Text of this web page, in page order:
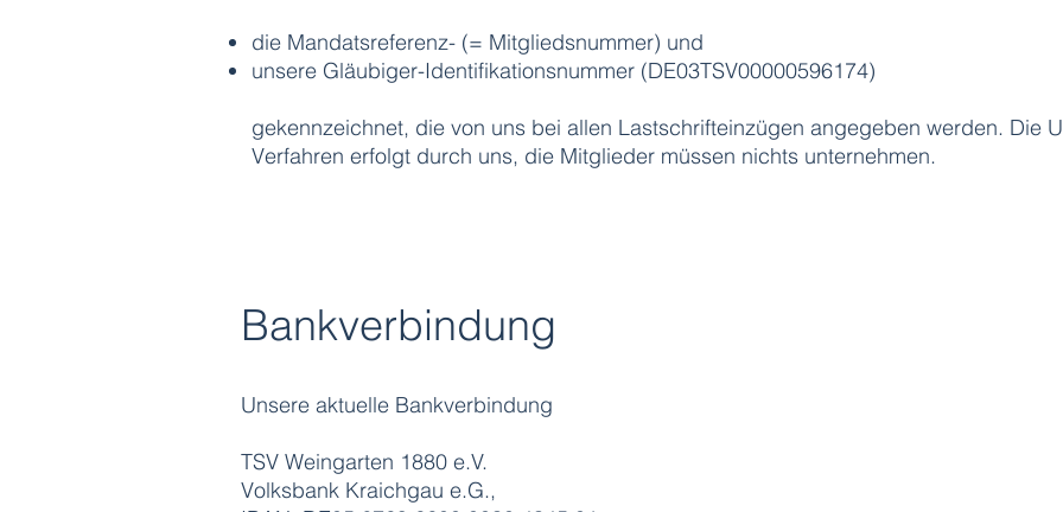
die Mandatsreferenz- (= Mitgliedsnummer) und
unsere Gläubiger-Identifikationsnummer (DE03TSV00000596174)
gekennzeichnet, die von uns bei allen Lastschrifteinzügen angegeben werden. Die
Verfahren erfolgt durch uns, die Mitglieder müssen nichts unternehmen.
Bankverbindung
Unsere aktuelle Bankverbindung
TSV Weingarten 1880 e.V.
Volksbank Kraichgau e.G.,